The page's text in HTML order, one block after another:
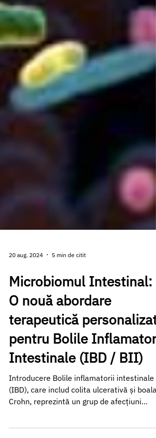
20 aug. 2024 5 min de citit
Microbiomul Intestinal:
O nouă abordare
terapeutică personalizată
pentru Bolile Inflamatorii
Intestinale (IBD / BII)
(IBD), care includ colita ulcerativă și boala